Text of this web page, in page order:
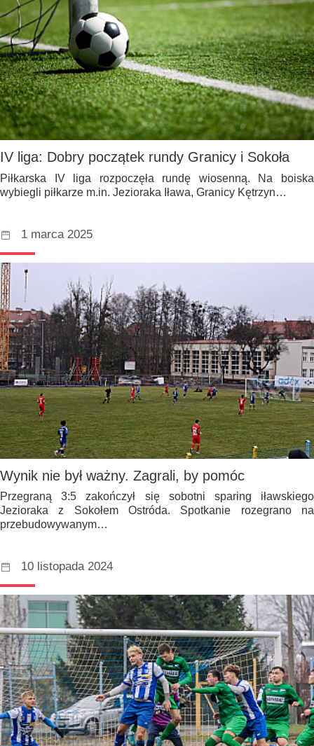
IV liga: Dobry początek rundy Granicy i Sokoła
Piłkarska IV liga rozpoczęła rundę wiosenną. Na boiska
wybiegli piłkarze m.in. Jezioraka Iława, Granicy Kętrzyn…
1 marca 2025
Wynik nie był ważny. Zagrali, by pomóc
Przegraną 3:5 zakończył się sobotni sparing iławskiego
Jezioraka z Sokołem Ostróda. Spotkanie rozegrano na
przebudowywanym…
10 listopada 2024